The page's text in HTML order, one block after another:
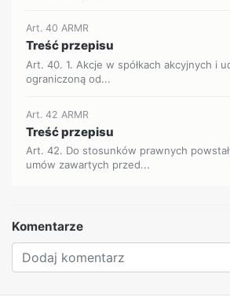
Art. 40 ARMR
Treść przepisu
Art. 40. 1. Akcje w spółkach akcyjnych i
ograniczoną od...
Art. 42 ARMR
Treść przepisu
Art. 42. Do stosunków prawnych
umów zawartych przed...
Komentarze